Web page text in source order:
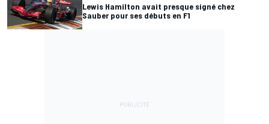
Lewis Hamilton avait presque signé chez
Sauber pour ses débuts en F1